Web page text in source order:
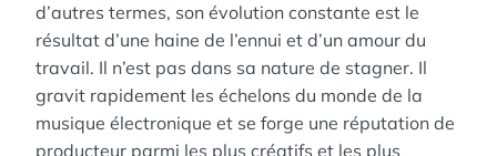
d’autres termes, son évolution constante est le
résultat d’une haine de l’ennui et d’un amour du
travail. Il n’est pas dans sa nature de stagner. Il
gravit rapidement les échelons du monde de la
musique électronique et se forge une réputation de
producteur parmi les plus créatifs et les plus